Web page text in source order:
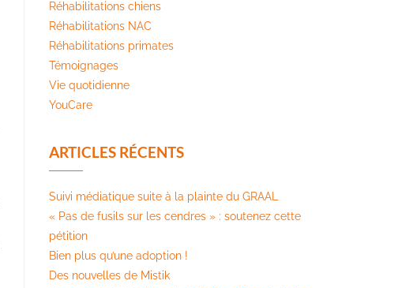
Réhabilitations chiens
Réhabilitations NAC
Réhabilitations primates
Témoignages
Vie quotidienne
YouCare
ARTICLES RÉCENTS
Suivi médiatique suite à la plainte du GRAAL
« Pas de fusils sur les cendres » : soutenez cette
pétition​
Bien plus qu’une adoption !
Des nouvelles de Mistik